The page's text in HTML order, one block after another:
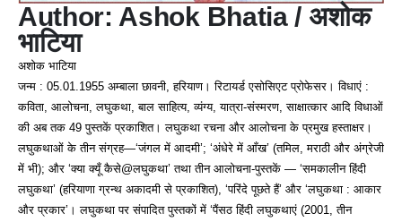
Author: Ashok Bhatia / अशोक
भाटिया
अशोक भाटिया
जन्म : 05.01.1955 अम्बाला छावनी, हरियाण। रिटायर्ड एसोसिएट प्रोफेसर। विधाएं :
कविता, आलोचना, लघुकथा, बाल साहित्य, व्यंग्य, यात्रा-संस्मरण, साक्षात्कार आदि विधाओं
की अब तक 49 पुस्तकें प्रकाशित। लघुकथा रचना और आलोचना के प्रमुख हस्ताक्षर।
लघुकथाओं के तीन संग्रह—‘जंगल में आदमी’; ‘अंधेरे में आँख’ (तमिल, मराठी और अंग्रेजी
में भी); और ‘क्या क्यूँ कैसे@लघुकथा’ तथा तीन आलोचना-पुस्तकें — ‘समकालीन हिंदी
लघुकथा’ (हरियाणा ग्रन्थ अकादमी से प्रकाशित), ‘परिंदे पूछते हैं’ और ‘लघुकथा : आकार
और प्रकार’। लघुकथा पर संपादित पुस्तकों में ‘पैंसठ हिंदी लघुकथाएं (2001, तीन